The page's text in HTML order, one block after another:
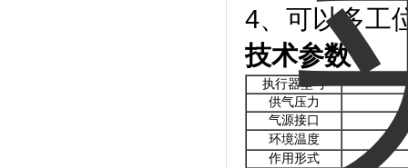
4、可以多工
技术参数：
执行器型号
供气压力
气源接口
环境温度
作用形式